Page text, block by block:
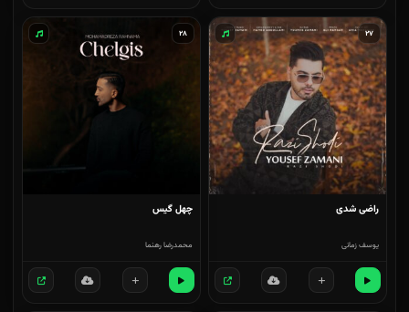
۲۷
راضی شدی
یوسف زمانی
۲۸
چهل گیس
محمدرضا رهنما